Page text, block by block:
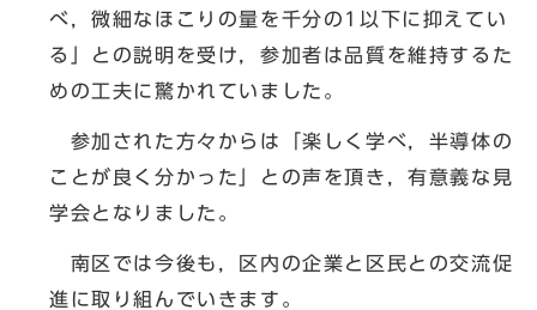
べ，微細なほこりの量を千分の1以下に抑えてい
る」との説明を受け，参加者は品質を維持するた
めの工夫に驚かれていました。
参加された方々からは「楽しく学べ，半導体の
ことが良く分かった」との声を頂き，有意義な見
学会となりました。
南区では今後も，区内の企業と区民との交流促
進に取り組んでいきます。